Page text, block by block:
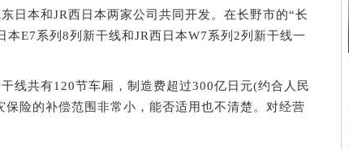
本和JR西日本两家公司共同开发。在长野市的“长
本E7系列8列新干线和JR西日本W7系列2列新干线一
共有120节车厢，制造费超过300亿日元(约合人民
险的补偿范围非常小，能否适用也不清楚。对经营